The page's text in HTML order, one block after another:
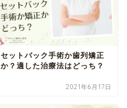
セットバック手術か歯列矯正
か？適した治療法はどっち？
2021年6月17日